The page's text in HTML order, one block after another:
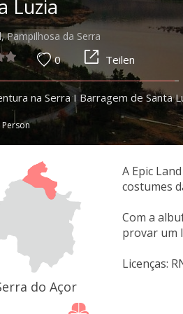
Luzia
Pampilhosa da Serra
0 Teilen
na Serra I Barragem de Santa
do Açor
A Epic
costumes
Com a
provar um
Licenças: